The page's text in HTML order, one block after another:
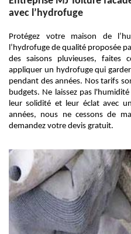
avec l’hydrofuge
Protégez votre maison de
l’hydrofuge de qualité proposée
des saisons pluvieuses, faites
appliquer un hydrofuge qui
pendant des années. Nos tarifs
budgets. Ne laissez pas
leur solidité et leur éclat avec
années, nous ne cessons de
demandez votre devis gratuit.